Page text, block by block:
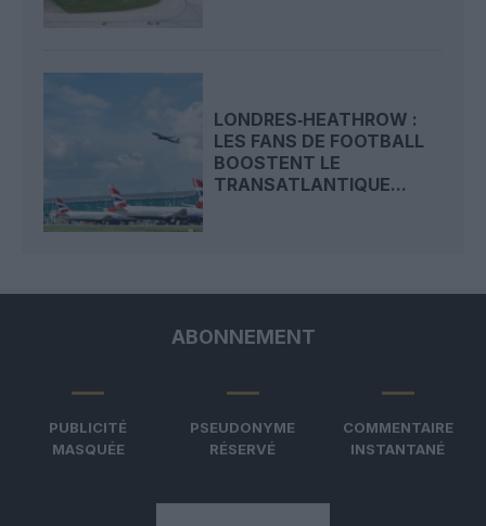
LONDRES‑HEATHROW :
LES FANS DE FOOTBALL
BOOSTENT LE
TRANSATLANTIQUE...
ABONNEMENT
PUBLICITÉ
MASQUÉE
PSEUDONYME
RÉSERVÉ
COMMENTAIRE
INSTANTANÉ